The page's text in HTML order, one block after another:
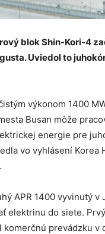
blok Shin-Kori-4
Uviedol to
výkonom 1400
Busan môže
energie pre
vo vyhlásení Korea
APR 1400 vyvinutý v
elektrinu do siete.
komerčnú prevádzku v